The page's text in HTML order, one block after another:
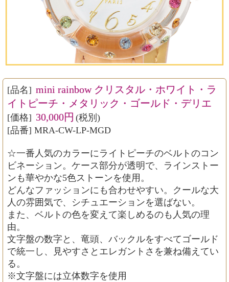
[品名] mini rainbow クリスタル・ホワイト・ラ
イトピーチ・メタリック・ゴールド・デリエ
[価格] 30,000円 (税別)
[品番] MRA-CW-LP-MGD
☆一番人気のカラーにライトピーチのベルトのコン
ビネーション。ケース部分が透明で、ラインストー
ンも華やかな5色ストーンを使用。
どんなファッションにも合わせやすい。クールな大
人の雰囲気で、シチュエーションを選ばない。
また、ベルトの色を変えて楽しめるのも人気の理
由。
文字盤の数字と、竜頭、バックルをすべてゴールド
で統一し、見やすさとエレガントさを兼ね備えてい
る。
※文字盤には立体数字を使用